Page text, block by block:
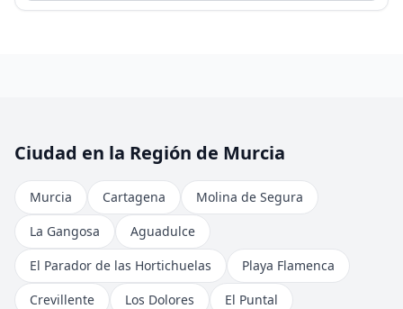
Ciudad en la Región de Murcia
Murcia Cartagena
Molina de Segura
La Gangosa
Aguadulce
El Parador de las Hortichuelas
Playa Flamenca
Crevillente
Los Dolores
El Puntal